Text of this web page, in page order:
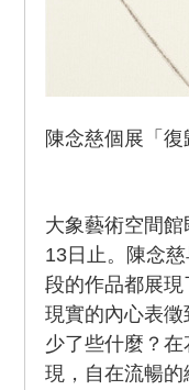
陳念慈個展「復
大象藝術空間
13日止。陳念
段的作品都展
現實的內心表
少了些什麼？
現，自在流暢